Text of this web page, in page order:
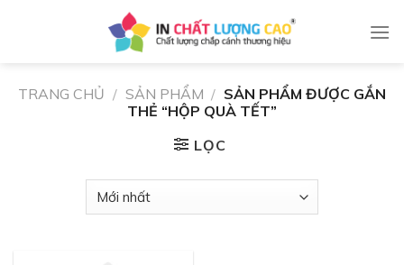
TRANG CHỦ / SẢN PHẨM / SẢN PHẨM ĐƯỢC GẮN
THẺ “HỘP QUÀ TẾT”
LỌC